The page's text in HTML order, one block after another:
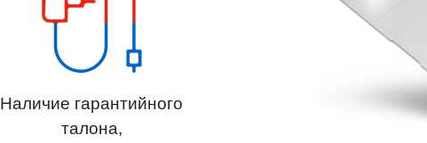
Наличие гарантийного
талона,